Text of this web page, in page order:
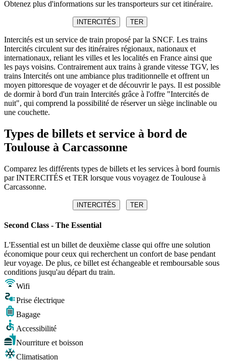
Obtenez plus d'informations sur les transporteurs sur cet itinéraire.
INTERCITÉS TER
Intercités est un service de train proposé par la SNCF. Les trains
Intercités circulent sur des itinéraires régionaux, nationaux et
internationaux, reliant les villes et les localités en France ainsi que
les pays voisins. Contrairement aux trains à grande vitesse TGV, les
trains Intercités ont une ambiance plus traditionnelle et offrent un
moyen pittoresque de voyager et de découvrir le pays. Il est possible
de dormir à bord d'un train Intercités grâce à l'offre "Intercités de
nuit", qui comprend la possibilité de réserver un siège inclinable ou
une couchette.
Types de billets et service à bord de
Toulouse à Carcassonne
Comparez les différents types de billets et les services à bord fournis
par INTERCITÉS et TER lorsque vous voyagez de Toulouse à
Carcassonne.
INTERCITÉS TER
Second Class - The Essential
L'Essential est un billet de deuxième classe qui offre une solution
économique pour ceux qui recherchent un confort de base pendant
leur voyage. De plus, ce billet est échangeable et remboursable sous
conditions jusqu'au départ du train.
Wifi
Prise électrique
Bagage
Accessibilité
Nourriture et boisson
Climatisation